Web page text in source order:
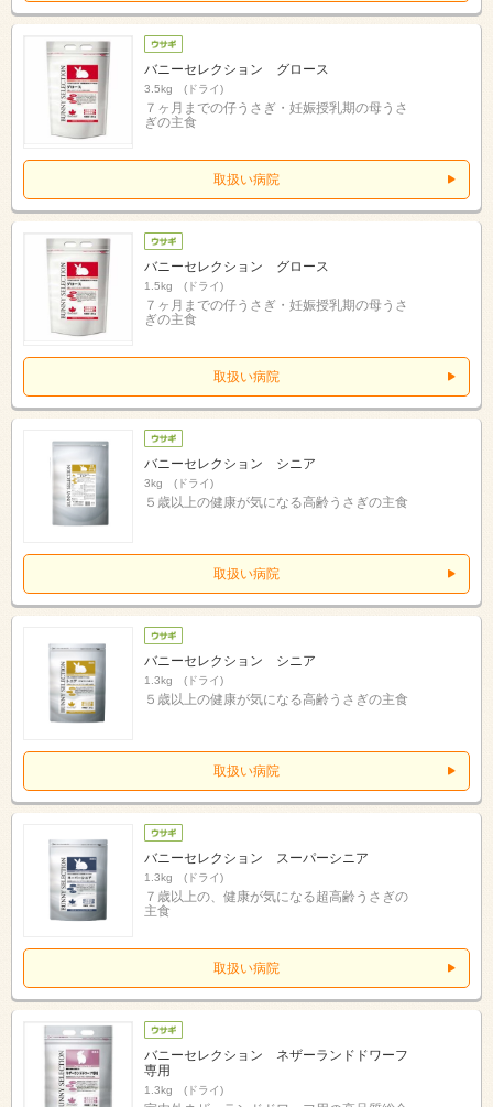
バニーセレクション グロース
3.5kg (ドライ)
７ヶ月までの仔うさぎ・妊娠授乳期の母うさ
ぎの主食
取扱い病院
バニーセレクション グロース
1.5kg (ドライ)
７ヶ月までの仔うさぎ・妊娠授乳期の母うさ
ぎの主食
取扱い病院
バニーセレクション シニア
3kg (ドライ)
５歳以上の健康が気になる高齢うさぎの主食
取扱い病院
バニーセレクション シニア
1.3kg (ドライ)
５歳以上の健康が気になる高齢うさぎの主食
取扱い病院
バニーセレクション スーパーシニア
1.3kg (ドライ)
７歳以上の、健康が気になる超高齢うさぎの
主食
取扱い病院
バニーセレクション ネザーランドドワーフ
専用
1.3kg (ドライ)